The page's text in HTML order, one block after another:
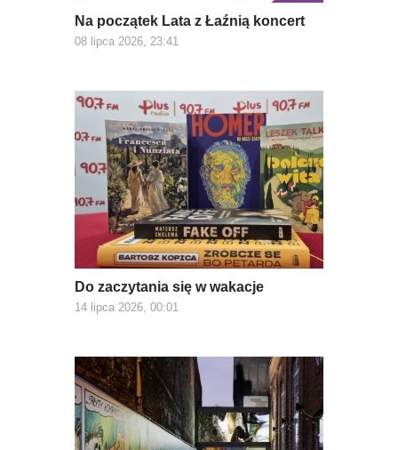
Na początek Lata z Łaźnią koncert
08 lipca 2026, 23:41
Do zaczytania się w wakacje
14 lipca 2026, 00:01